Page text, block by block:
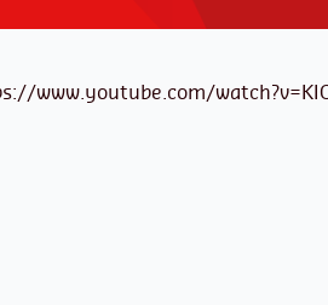
www.youtube.com/